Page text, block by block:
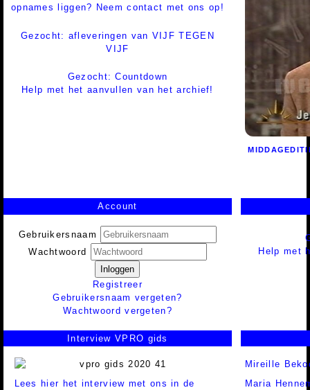
opnames liggen? Neem contact met ons op!
Gezocht: afleveringen van VIJF TEGEN
VIJF
Gezocht: Countdown
Help met het aanvullen van het archief!
Account
Gebruikersnaam
Wachtwoord
Inloggen
Registreer
Gebruikersnaam vergeten?
Wachtwoord vergeten?
Help met
Interview VPRO gids
Lees hier het interview met ons in de
Mireille
Maria